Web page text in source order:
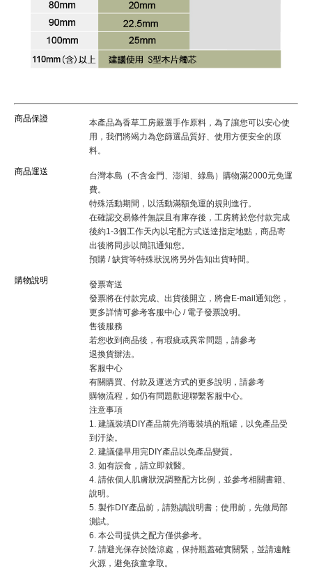
商品保證
本產品為香草工房嚴選手作原料，為了讓您可以安心使
用，我們將竭力為您篩選品質好、使用方便安全的原
料。
商品運送
台灣本島（不含金門、澎湖、綠島）購物滿2000元免運
費。
特殊活動期間，以活動滿額免運的規則進行。
在確認交易條件無誤且有庫存後，工房將於您付款完成
後約1-3個工作天內以宅配方式送達指定地點，商品寄
出後將同步以簡訊通知您。
預購 / 缺貨等特殊狀況將另外告知出貨時間。
購物說明
發票寄送
發票將在付款完成、出貨後開立，將會E-mail通知您，
更多詳情可參考客服中心 / 電子發票說明 。
售後服務
若您收到商品後，有瑕疵或異常問題，請參考
退換貨辦法。
客服中心
有關購買、付款及運送方式的更多說明，請參考
購物流程 ，如仍有問題歡迎聯繫客服中心。
注意事項
1. 建議裝填DIY產品前先消毒裝填的瓶罐，以免產品受
到汙染。
2. 建議儘早用完DIY產品以免產品變質。
3. 如有誤食，請立即就醫。
4. 請依個人肌膚狀況調整配方比例，並參考相關書籍、
說明。
5. 製作DIY產品前，請熟讀說明書；使用前，先做局部
測試。
6. 本公司提供之配方僅供參考。
7. 請避光保存於陰涼處，保持瓶蓋確實關緊，並請遠離
火源，避免孩童拿取。